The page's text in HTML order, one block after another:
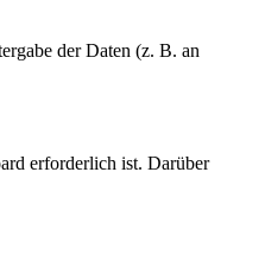
der Daten (z. B. an
erforderlich ist. Darüber